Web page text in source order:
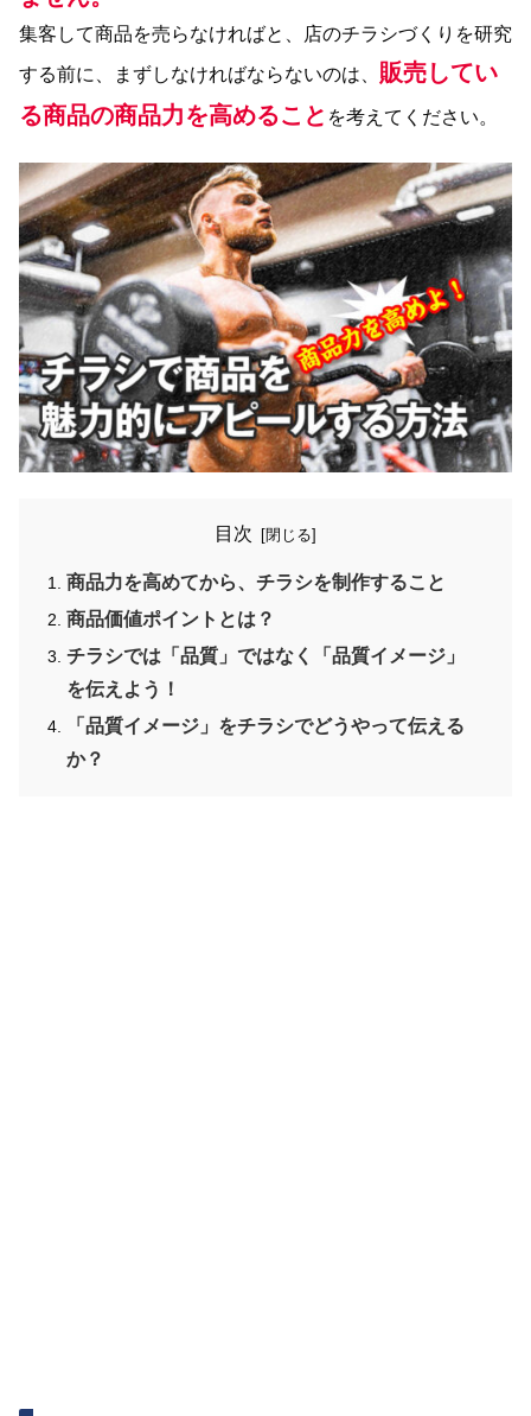
集客して商品を売らなければと、店のチラシづくりを研究
する前に、まずしなければならないのは、 販売してい
る商品の商品力を高めること を考えてください。
目次
商品力を高めてから、チラシを制作すること
商品価値ポイントとは？
チラシでは「品質」ではなく「品質イメージ」
を伝えよう！
「品質イメージ」をチラシでどうやって伝える
か？